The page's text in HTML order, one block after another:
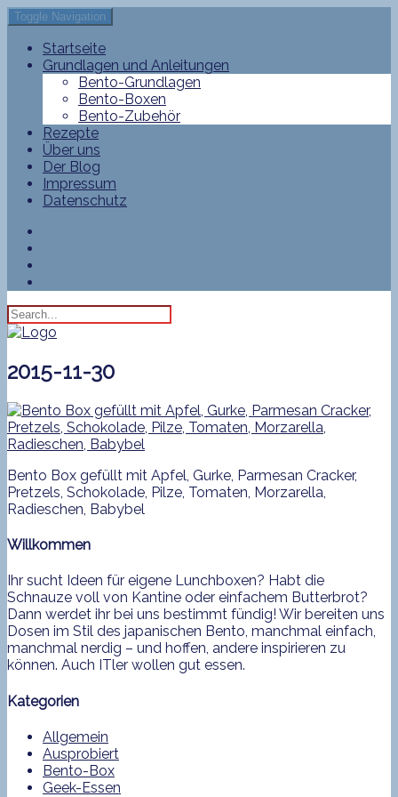
Toggle Navigation
Startseite
Grundlagen und Anleitungen
Bento-Grundlagen
Bento-Boxen
Bento-Zubehör
Rezepte
Über uns
Der Blog
Impressum
Datenschutz
2015-11-30
Bento Box gefüllt mit Apfel, Gurke, Parmesan Cracker,
Pretzels, Schokolade, Pilze, Tomaten, Morzarella,
Radieschen, Babybel
Willkommen
Ihr sucht Ideen für eigene Lunchboxen? Habt die
Schnauze voll von Kantine oder einfachem Butterbrot?
Dann werdet ihr bei uns bestimmt fündig! Wir bereiten uns
Dosen im Stil des japanischen Bento, manchmal einfach,
manchmal nerdig – und hoffen, andere inspirieren zu
können. Auch ITler wollen gut essen.
Kategorien
Allgemein
Ausprobiert
Bento-Box
Geek-Essen